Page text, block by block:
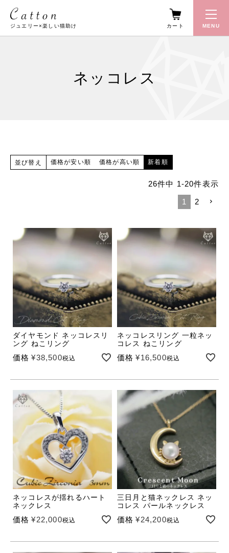
ジュエリー×楽しい猫助け カート MENU
ネッコレス
並び替え 価格が安い順 価格が高い順 新着順
26件中 1-20件表示
1 2
ダイヤモンド ネッコレスリ
ング ねこリング
価格 ¥38,500税込
ネッコレスリング 一粒ネッ
コレス ねこリング
価格 ¥16,500税込
ネッコレスが揺れるハート
ネックレス
価格 ¥22,000税込
三日月と猫ネックレス ネッ
コレス パールネックレス
価格 ¥24,200税込